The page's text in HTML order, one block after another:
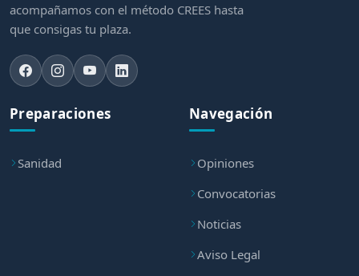
acompañamos con el método CREES hasta
que consigas tu plaza.
Preparaciones
Sanidad
Navegación
Opiniones
Convocatorias
Noticias
Aviso Legal